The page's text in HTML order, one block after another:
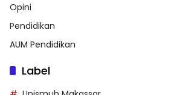
Opini
Pendidikan
AUM Pendidikan
Label